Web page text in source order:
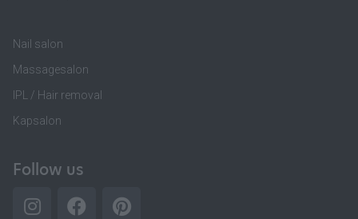
Nail salon
Massagesalon
IPL / Hair removal
Kapsalon
Follow us